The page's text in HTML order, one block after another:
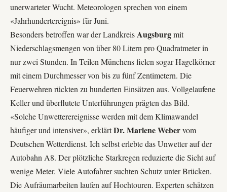
unerwarteter Wucht. Meteorologen sprechen von einem
«Jahrhundertereignis» für Juni.
Besonders betroffen war der LandkreisAugsburgmit
Niederschlagsmengen von über 80 Litern pro Quadratmeter in
nur zwei Stunden. In Teilen Münchens fielen sogar Hagelkörner
mit einem Durchmesser von bis zu fünf Zentimetern. Die
Feuerwehren rückten zu hunderten Einsätzen aus. Vollgelaufene
Keller und überflutete Unterführungen prägten das Bild.
«Solche Unwetterereignisse werden mit dem Klimawandel
häufiger und intensiver», erklärtDr. Marlene Webervom
Deutschen Wetterdienst. Ich selbst erlebte das Unwetter auf der
Autobahn A8. Der plötzliche Starkregen reduzierte die Sicht auf
wenige Meter. Viele Autofahrer suchten Schutz unter Brücken.
Die Aufräumarbeiten laufen auf Hochtouren. Experten schätzen